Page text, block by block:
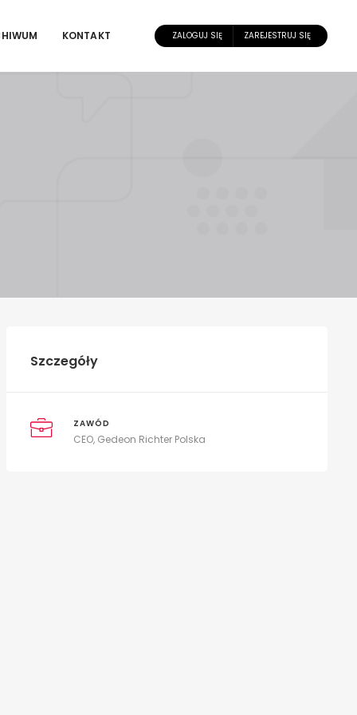
KONTAKT ZALOGUJ SIĘ ZAREJESTRUJ SIĘ
Szczegóły
ZAWÓD
CEO, Gedeon Richter Polska